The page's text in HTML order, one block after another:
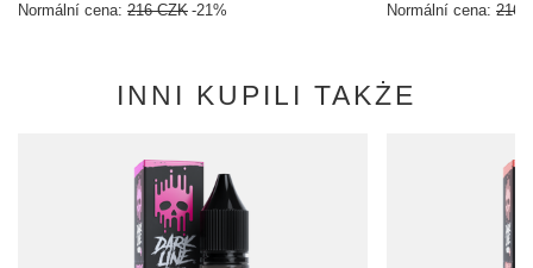
Normální cena: 216 CZK -21%
Normální cena: 216
INNI KUPILI TAKŻE